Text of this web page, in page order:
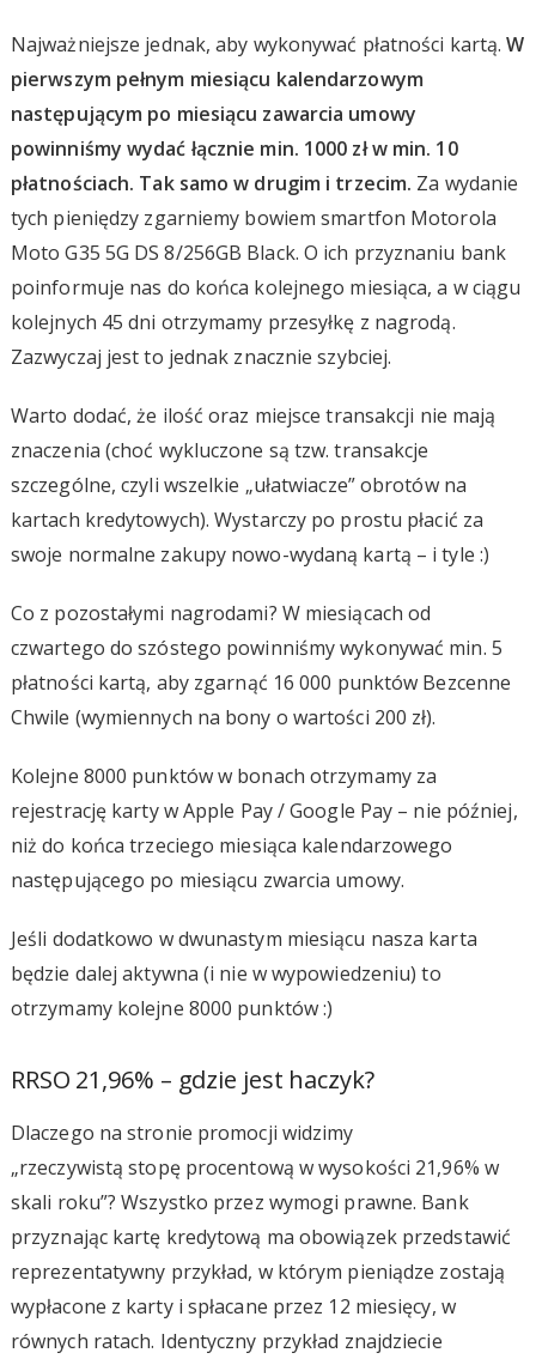
Najważniejsze jednak, aby wykonywać płatności kartą.W
pierwszym pełnym miesiącu kalendarzowym
następującym po miesiącu zawarcia umowy
powinniśmy wydać łącznie min. 1000 zł w min. 10
płatnościach. Tak samo w drugim i trzecim. Za wydanie
tych pieniędzy zgarniemy bowiem smartfon Motorola
Moto G35 5G DS 8/256GB Black. O ich przyznaniu bank
poinformuje nas do końca kolejnego miesiąca, a w ciągu
kolejnych 45 dni otrzymamy przesyłkę z nagrodą.
Zazwyczaj jest to jednak znacznie szybciej.
Warto dodać, że ilość oraz miejsce transakcji nie mają
znaczenia (choć wykluczone są tzw. transakcje
szczególne, czyli wszelkie „ułatwiacze” obrotów na
kartach kredytowych). Wystarczy po prostu płacić za
swoje normalne zakupy nowo-wydaną kartą – i tyle :)
Co z pozostałymi nagrodami? W miesiącach od
czwartego do szóstego powinniśmy wykonywać min. 5
płatności kartą, aby zgarnąć 16 000 punktów Bezcenne
Chwile (wymiennych na bony o wartości 200 zł).
Kolejne 8000 punktów w bonach otrzymamy za
rejestrację karty w Apple Pay / Google Pay – nie później,
niż do końca trzeciego miesiąca kalendarzowego
następującego po miesiącu zwarcia umowy.
Jeśli dodatkowo w dwunastym miesiącu nasza karta
będzie dalej aktywna (i nie w wypowiedzeniu) to
otrzymamy kolejne 8000 punktów :)
RRSO 21,96% – gdzie jest haczyk?
Dlaczego na stronie promocji widzimy
„rzeczywistą stopę procentową w wysokości 21,96% w
skali roku”? Wszystko przez wymogi prawne. Bank
przyznając kartę kredytową ma obowiązek przedstawić
reprezentatywny przykład, w którym pieniądze zostają
wypłacone z karty i spłacane przez 12 miesięcy, w
równych ratach. Identyczny przykład znajdziecie